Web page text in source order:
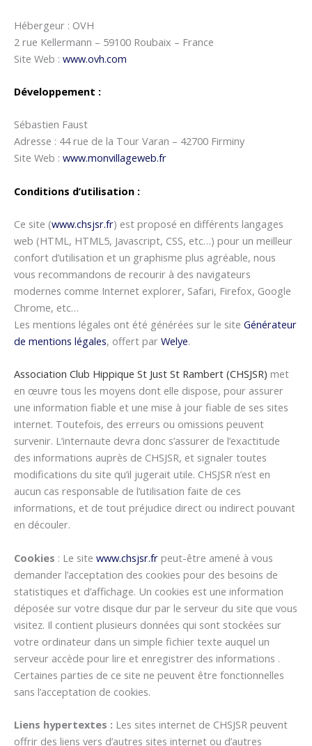
Hébergeur : OVH
2 rue Kellermann – 59100 Roubaix – France
Site Web : www.ovh.com
Développement :
Sébastien Faust
Adresse : 44 rue de la Tour Varan – 42700 Firminy
Site Web : www.monvillageweb.fr
Conditions d’utilisation :
Ce site (www.chsjsr.fr) est proposé en différents langages
web (HTML, HTML5, Javascript, CSS, etc…) pour un meilleur
confort d’utilisation et un graphisme plus agréable, nous
vous recommandons de recourir à des navigateurs
modernes comme Internet explorer, Safari, Firefox, Google
Chrome, etc…
Les mentions légales ont été générées sur le site Générateur
de mentions légales, offert par Welye.
Association Club Hippique St Just St Rambert (CHSJSR) met
en œuvre tous les moyens dont elle dispose, pour assurer
une information fiable et une mise à jour fiable de ses sites
internet. Toutefois, des erreurs ou omissions peuvent
survenir. L’internaute devra donc s’assurer de l’exactitude
des informations auprès de CHSJSR, et signaler toutes
modifications du site qu’il jugerait utile. CHSJSR n’est en
aucun cas responsable de l’utilisation faite de ces
informations, et de tout préjudice direct ou indirect pouvant
en découler.
Cookies : Le site www.chsjsr.fr peut-être amené à vous
demander l’acceptation des cookies pour des besoins de
statistiques et d’affichage. Un cookies est une information
déposée sur votre disque dur par le serveur du site que vous
visitez. Il contient plusieurs données qui sont stockées sur
votre ordinateur dans un simple fichier texte auquel un
serveur accède pour lire et enregistrer des informations .
Certaines parties de ce site ne peuvent être fonctionnelles
sans l’acceptation de cookies.
Liens hypertextes : Les sites internet de CHSJSR peuvent
offrir des liens vers d’autres sites internet ou d’autres